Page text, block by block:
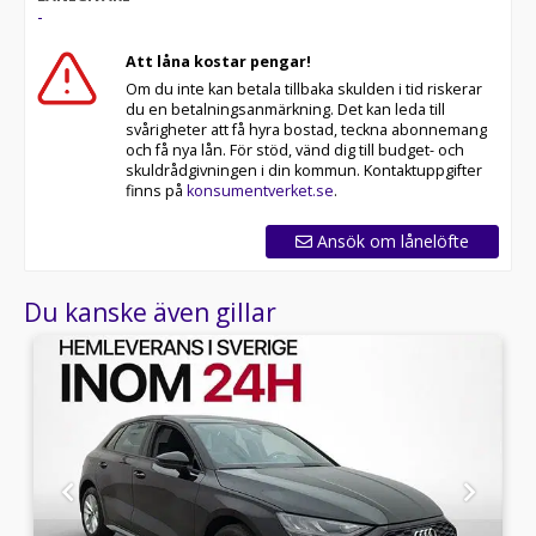
Telefontider:
Besökstider i butik:
RIDDERMARK BIL TRYGGHETSPAKET:
Skydda din bil med vårt trygghetspaket. Välj mellan 12-
60 månaders garanti och komplettera med extra
oss idag för att reservera din bil: 018-470 74 00. Vi
erbjuder även skräddarsydd finansiering och 14 dagars
fri försäkring från Folksam.
Se hur vi genomför våra tester här:
Välkomna!
Utrustning/Tillbehör:
Full S-Line,Cockpit,Navigation,Backkamera,Adaptiv
-
Att låna kostar pengar!
Om du inte kan betala tillbaka skulden i tid riskerar
du en betalningsanmärkning. Det kan leda till
svårigheter att få hyra bostad, teckna abonnemang
och få nya lån. För stöd, vänd dig till budget- och
skuldrådgivningen i din kommun. Kontaktuppgifter
finns på konsumentverket.se.
Ansök om lånelöfte
Du kanske även gillar